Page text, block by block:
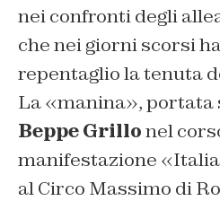
nei confronti degli
che nei giorni scorsi
repentaglio la tenuta
La «manina», portata
Beppe Grillonel
manifestazione
al Circo Massimo di